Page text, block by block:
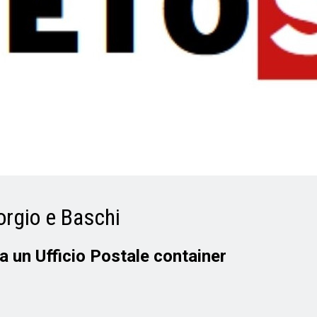
e Baschi
un Ufficio Postale container